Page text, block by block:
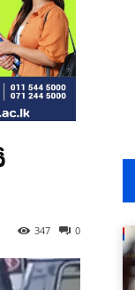
0
347